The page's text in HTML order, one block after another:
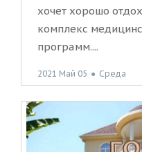
хочет хорошо
комплекс
программ....
2021 Май 05 ● Среда